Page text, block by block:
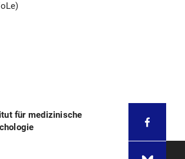
für medizinische